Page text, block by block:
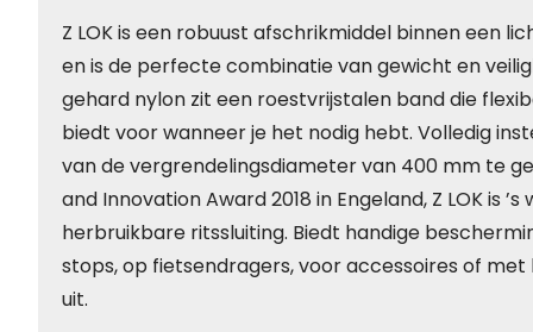
Z LOK is een robuust afschrikmiddel binnen een
en is de perfecte combinatie van gewicht en
gehard nylon zit een roestvrijstalen band die
biedt voor wanneer je het nodig hebt. Volledig
van de vergrendelingsdiameter van 400 mm te
and Innovation Award 2018 in Engeland, Z LOK is
herbruikbare ritssluiting. Biedt handige
stops, op fietsendragers, voor accessoires of
uit.